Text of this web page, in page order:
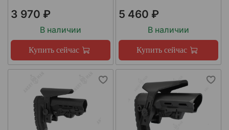
3 970 ₽
В наличии
Купить сейчас
5 460 ₽
В наличии
Купить сейчас